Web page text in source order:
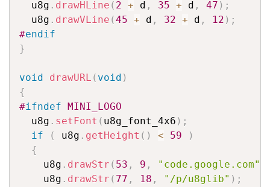
  u8g
. drawHLine ( 2 + d , 35 + d , 47 ) ;
  u8g
. drawVLine (45 + d , 32 + d , 12 ) ;
#endif
}
void drawURL ( void )
{
#ifndef MINI_LOGO
  u8g
. setFont ( u8g_font_4x6 ) ;
if
( u8g . getHeight ( ) < 59
)
{
    u8g
. drawStr ( 53 , 9 , "code.google.com"
    u8g
. drawStr ( 77 , 18 , "/p/u8glib" ) ;